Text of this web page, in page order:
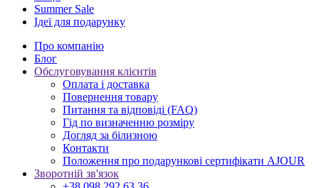
Summer Sale
Ідеї для подарунку
Про компанію
Блог
Обслуговування клієнтів
Оплата і доставка
Повернення товару
Питання та відповіді (FAQ)
Гід по визначенню розміру
Догляд за білизною
Контакти
Положення про подарункові сертифікати AJOUR
Зворотній зв'язок